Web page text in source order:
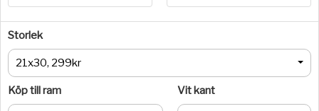
Storlek
21x30, 299kr
Köp till ram Vit kant